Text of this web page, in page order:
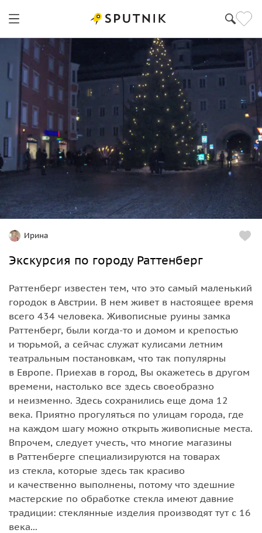
Ирина
Экскурсия по городу Раттенберг
Раттенберг известен тем, что это самый маленький
городок в Австрии. В нем живет в настоящее время
всего 434 человека. Живописные руины замка
Раттенберг, были когда-то и домом и крепостью
и тюрьмой, а сейчас служат кулисами летним
театральным постановкам, что так популярны
в Европе. Приехав в город, Вы окажетесь в другом
времени, настолько все здесь своеобразно
и неизменно. Здесь сохранились еще дома 12
века. Приятно прогуляться по улицам города, где
на каждом шагу можно открыть живописные места.
Впрочем, следует учесть, что многие магазины
в Раттенберге специализируются на товарах
из стекла, которые здесь так красиво
и качественно выполнены, потому что здешние
мастерские по обработке стекла имеют давние
традиции: стеклянные изделия производят тут с 16
века...